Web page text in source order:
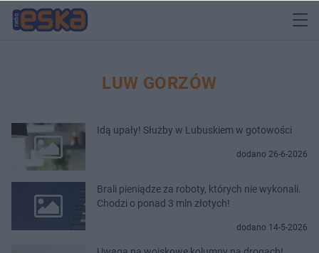
LUW GORZÓW
Idą upały! Służby w Lubuskiem w gotowości
dodano 26-6-2026
Brali pieniądze za roboty, których nie wykonali.
Chodzi o ponad 3 mln złotych!
dodano 14-5-2026